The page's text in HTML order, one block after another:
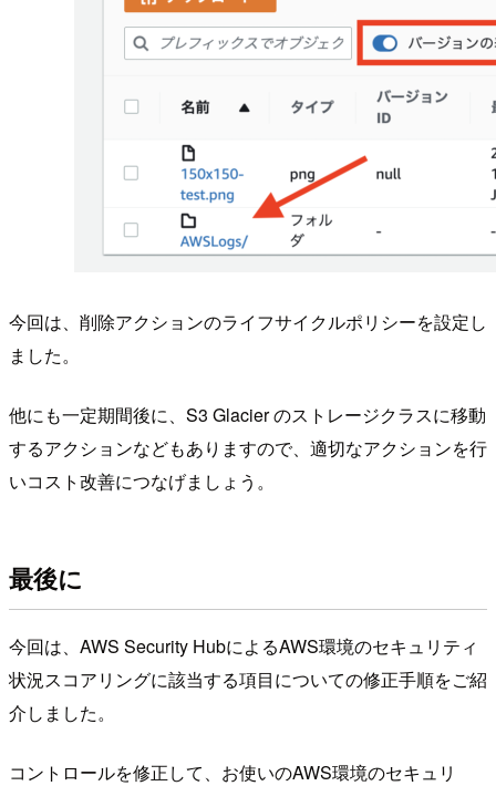
今回は、削除アクションのライフサイクルポリシーを設定し
ました。
他にも一定期間後に、S3 Glacier のストレージクラスに移動
するアクションなどもありますので、適切なアクションを行
いコスト改善につなげましょう。
最後に
今回は、AWS Security HubによるAWS環境のセキュリティ
状況スコアリングに該当する項目についての修正手順をご紹
介しました。
コントロールを修正して、お使いのAWS環境のセキュリ